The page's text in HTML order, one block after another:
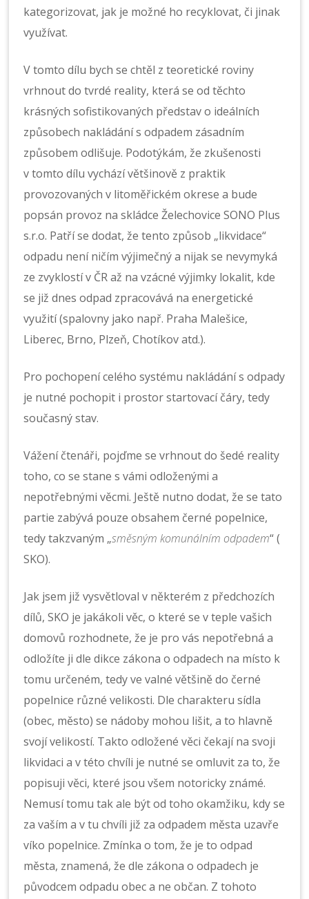
kategorizovat, jak je možné ho recyklovat, či jinak
využívat.
V tomto dílu bych se chtěl z teoretické roviny
vrhnout do tvrdé reality, která se od těchto
krásných sofistikovaných představ o ideálních
způsobech nakládání s odpadem zásadním
způsobem odlišuje. Podotýkám, že zkušenosti
v tomto dílu vychází většinově z praktik
provozovaných v litoměřickém okrese a bude
popsán provoz na skládce Želechovice SONO Plus
s.r.o. Patří se dodat, že tento způsob „likvidace“
odpadu není ničím výjimečný a nijak se nevymyká
ze zvyklostí v ČR až na vzácné výjimky lokalit, kde
se již dnes odpad zpracovává na energetické
využití (spalovny jako např. Praha Malešice,
Liberec, Brno, Plzeň, Chotíkov atd.).
Pro pochopení celého systému nakládání s odpady
je nutné pochopit i prostor startovací čáry, tedy
současný stav.
Vážení čtenáři, pojďme se vrhnout do šedé reality
toho, co se stane s vámi odloženými a
nepotřebnými věcmi. Ještě nutno dodat, že se tato
partie zabývá pouze obsahem černé popelnice,
tedy takzvaným „směsným komunálním odpadem“ (
SKO).
Jak jsem již vysvětloval v některém z předchozích
dílů, SKO je jakákoli věc, o které se v teple vašich
domovů rozhodnete, že je pro vás nepotřebná a
odložíte ji dle dikce zákona o odpadech na místo k
tomu určeném, tedy ve valné většině do černé
popelnice různé velikosti. Dle charakteru sídla
(obec, město) se nádoby mohou lišit, a to hlavně
svojí velikostí. Takto odložené věci čekají na svoji
likvidaci a v této chvíli je nutné se omluvit za to, že
popisuji věci, které jsou všem notoricky známé.
Nemusí tomu tak ale být od toho okamžiku, kdy se
za vaším a v tu chvíli již za odpadem města uzavře
víko popelnice. Zmínka o tom, že je to odpad
města, znamená, že dle zákona o odpadech je
původcem odpadu obec a ne občan. Z tohoto